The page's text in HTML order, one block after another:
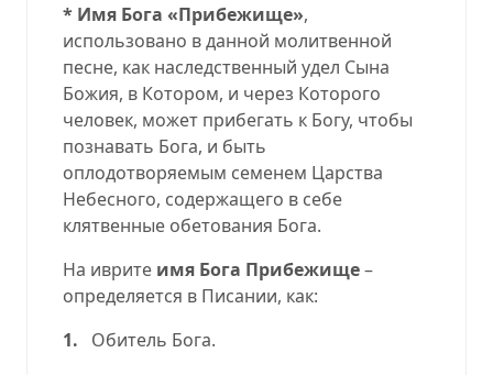
* Имя Бога «Прибежище»,
использовано в данной молитвенной
песне, как наследственный удел Сына
Божия, в Котором, и через Которого
человек, может прибегать к Богу, чтобы
познавать Бога, и быть
оплодотворяемым семенем Царства
Небесного, содержащего в себе
клятвенные обетования Бога.
На иврите имя Бога Прибежище–
определяется в Писании, как:
1.
Обитель Бога.